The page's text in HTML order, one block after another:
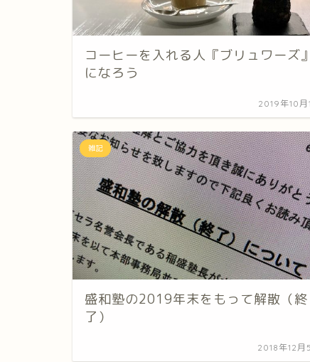
コーヒーを入れる人『ブリュワーズ』
になろう
2019年10月
雑記
盛和塾の2019年末をもって解散（終
了）
2018年12月